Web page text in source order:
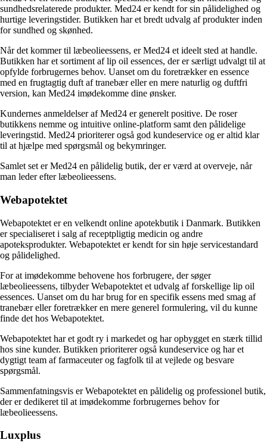
sundhedsrelaterede produkter. Med24 er kendt for sin pålidelighed og
hurtige leveringstider. Butikken har et bredt udvalg af produkter inden
for sundhed og skønhed.
Når det kommer til læbeolieessens, er Med24 et ideelt sted at handle.
Butikken har et sortiment af lip oil essences, der er særligt udvalgt til at
opfylde forbrugernes behov. Uanset om du foretrækker en essence
med en frugtagtig duft af tranebær eller en mere naturlig og duftfri
version, kan Med24 imødekomme dine ønsker.
Kundernes anmeldelser af Med24 er generelt positive. De roser
butikkens nemme og intuitive online-platform samt den pålidelige
leveringstid. Med24 prioriterer også god kundeservice og er altid klar
til at hjælpe med spørgsmål og bekymringer.
Samlet set er Med24 en pålidelig butik, der er værd at overveje, når
man leder efter læbeolieessens.
Webapotektet
Webapotektet er en velkendt online apotekbutik i Danmark. Butikken
er specialiseret i salg af receptpligtig medicin og andre
apoteksprodukter. Webapotektet er kendt for sin høje servicestandard
og pålidelighed.
For at imødekomme behovene hos forbrugere, der søger
læbeolieessens, tilbyder Webapotektet et udvalg af forskellige lip oil
essences. Uanset om du har brug for en specifik essens med smag af
tranebær eller foretrækker en mere generel formulering, vil du kunne
finde det hos Webapotektet.
Webapotektet har et godt ry i markedet og har opbygget en stærk tillid
hos sine kunder. Butikken prioriterer også kundeservice og har et
dygtigt team af farmaceuter og fagfolk til at vejlede og besvare
spørgsmål.
Sammenfatningsvis er Webapotektet en pålidelig og professionel butik,
der er dedikeret til at imødekomme forbrugernes behov for
læbeolieessens.
Luxplus